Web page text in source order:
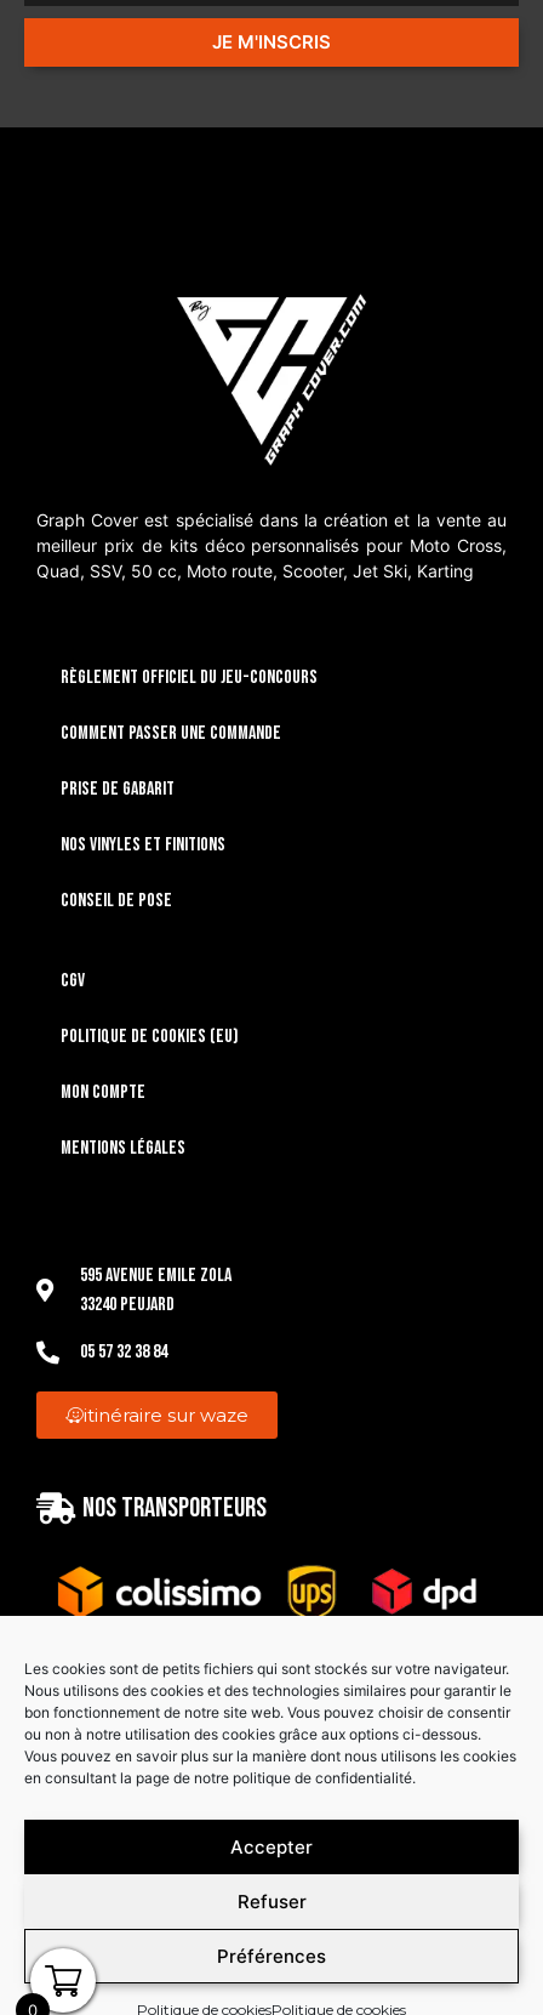
Les cookies sont de petits fichiers qui sont stockés sur votre navigateur.
Nous utilisons des cookies et des technologies similaires pour garantir le
bon fonctionnement de notre site web. Vous pouvez choisir de consentir
ou non à notre utilisation des cookies grâce aux options ci-dessous.
Vous pouvez en savoir plus sur la manière dont nous utilisons les cookies
en consultant la page de notre politique de confidentialité.
Accepter
Refuser
Préférences
Politique de cookiesPolitique de cookies
JE M'INSCRIS
Graph Cover est spécialisé dans la création et la vente au
meilleur prix de kits déco personnalisés pour Moto Cross,
Quad, SSV, 50 cc, Moto route, Scooter, Jet Ski, Karting
RÈGLEMENT OFFICIEL DU JEU-CONCOURS
Comment passer une commande
Prise de gabarit
Nos vinyles et finitions
Conseil de pose
CGV
Politique de cookies (EU)
Mon compte
Mentions légales
595 Avenue Emile Zola
33240 Peujard
05 57 32 38 84
itinéraire sur waze
Nos transporteurs
Paiement sécurisé
0